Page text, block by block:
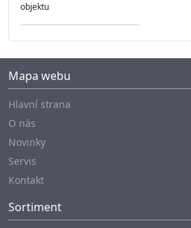
objektu
Mapa webu
Hlavní strana
O nás
Novinky
Servis
Kontakt
Sortiment